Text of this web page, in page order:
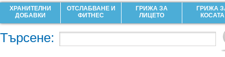
ХРАНИТЕЛНИ
ДОБАВКИ
ОТСЛАБВАНЕ И
ФИТНЕС
ГРИЖА ЗА
ЛИЦЕТО
ГРИЖА
КОСАТА
Търсене: